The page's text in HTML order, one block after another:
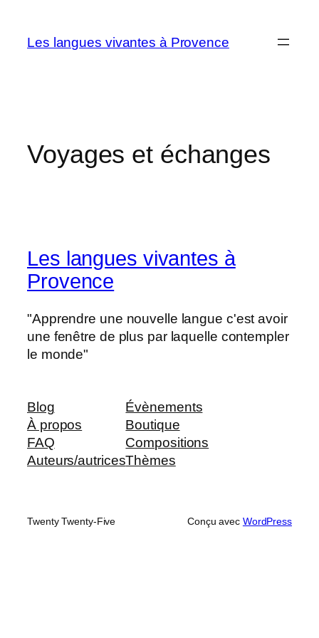
contenu
Les langues vivantes à Provence
Voyages et échanges
Les langues vivantes à
Provence
"Apprendre une nouvelle langue c'est avoir
une fenêtre de plus par laquelle contempler
le monde"
Blog
À propos
FAQ
Auteurs/autrices
Évènements
Boutique
Compositions
Thèmes
Twenty Twenty-Five Conçu avec WordPress